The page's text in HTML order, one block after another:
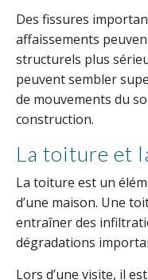
Des fissures
affaissements
structurels plus
peuvent sembler
de mouvements du
construction.
La toiture et
La toiture est un
d’une maison. Une
entraîner des
dégradations
Lors d’une visite, il